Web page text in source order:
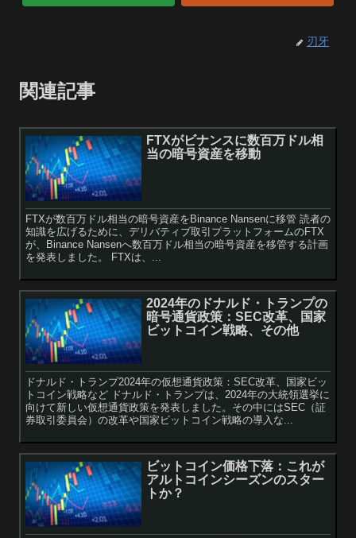
刃牙
関連記事
FTXがビナンスに数百万ドル相
当の暗号資産を移動
FTXが数百万ドル相当の暗号資産をBinance Nansenに移管 読者の
知識を広げるために、デリバティブ取引プラットフォームのFTX
が、Binance Nansenへ数百万ドル相当の暗号資産を移管する計画
を発表しました。 FTXは、...
2024年のドナルド・トランプの
暗号通貨政策：SEC改革、国家
ビットコイン戦略、その他
ドナルド・トランプ2024年の仮想通貨政策：SEC改革、国家ビッ
トコイン戦略など ドナルド・トランプは、2024年の大統領選挙に
向けて新しい仮想通貨政策を発表しました。その中にはSEC（証
券取引委員会）の改革や国家ビットコイン戦略の導入な...
ビットコイン価格下落：これが
アルトコインシーズンのスター
トか？